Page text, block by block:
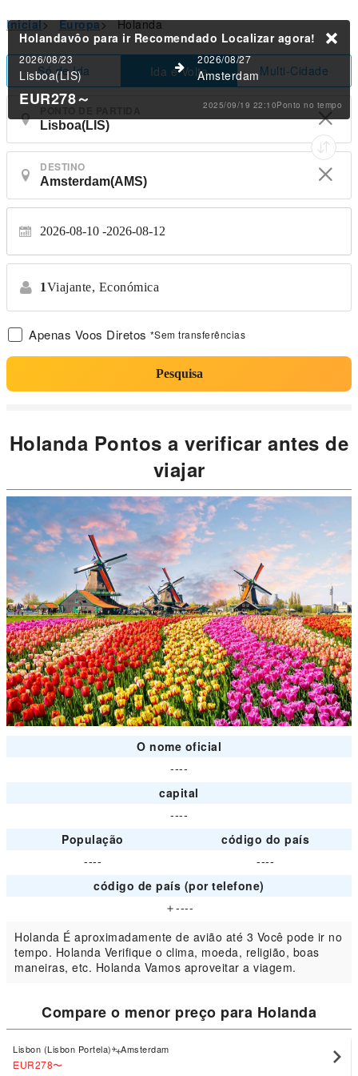
Inicial> Europa> Holanda
Só de Ida Ida e Volta Multi-Cidade
DESTINO
2026-08-10 2026-08-12
1Viajante, Económica
Apenas Voos Diretos *Sem transferências
Pesquisa
Holandavôo para ir Recomendado Localizar agora!
2026/08/23
Lisboa(LIS)
2026/08/27
Amsterdam
EUR278～ 2025/09/19 22:10Ponto no tempo
Holanda Pontos a verificar antes de
viajar
O nome oficial
----
capital
----
População
código do país
----
----
código de país (por telefone)
＋----
Holanda É aproximadamente de avião até 3 Você pode ir no
tempo. Holanda Verifique o clima, moeda, religião, boas
maneiras, etc. Holanda Vamos aproveitar a viagem.
Compare o menor preço para Holanda
Lisbon (Lisbon Portela) Amsterdam
EUR278〜